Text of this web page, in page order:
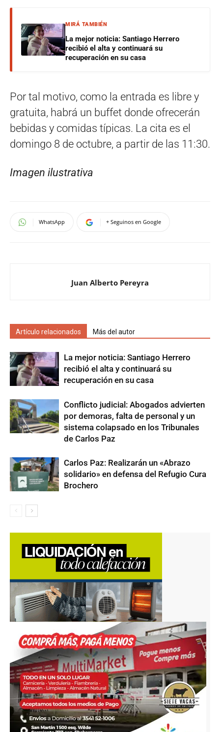
MIRÁ TAMBIÉN
La mejor noticia: Santiago Herrero
recibió el alta y continuará su
recuperación en su casa
Por tal motivo, como la entrada es libre y
gratuita, habrá un buffet donde ofrecerán
bebidas y comidas típicas. La cita es el
domingo 8 de octubre, a partir de las 11:30.
Imagen ilustrativa
WhatsApp + Seguinos en Google
Juan Alberto Pereyra
Artículo relacionados Más del autor
La mejor noticia: Santiago Herrero
recibió el alta y continuará su
recuperación en su casa
Conflicto judicial: Abogados advierten
por demoras, falta de personal y un
sistema colapsado en los Tribunales
de Carlos Paz
Carlos Paz: Realizarán un «Abrazo
solidario» en defensa del Refugio Cura
Brochero